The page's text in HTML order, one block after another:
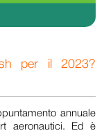
per il 2023?
annuale
aeronautici. Ed è